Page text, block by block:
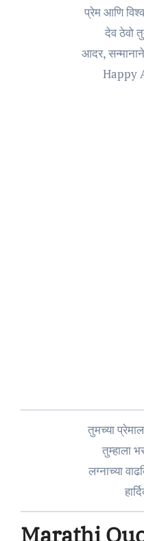
प्रेम आणि
देव ठेवो
आदर,
Happy
तुमच्या
तुम्हाला
लग्नाच्या
Marathi